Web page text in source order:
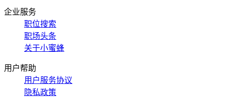
企业服务
职位搜索
职场头条
关于小蜜蜂
用户帮助
用户服务协议
隐私政策